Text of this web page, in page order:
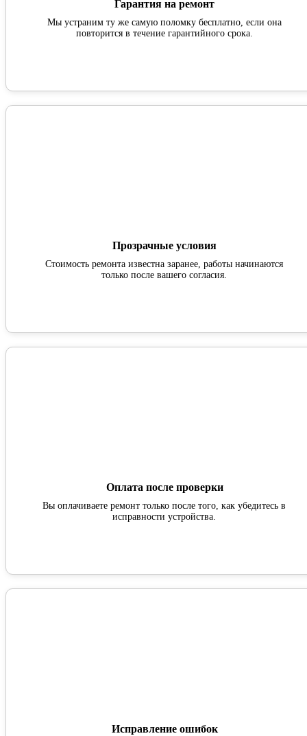
Гарантия на ремонт
Мы устраним ту же самую поломку бесплатно, если она
повторится в течение гарантийного срока.
Прозрачные условия
Стоимость ремонта известна заранее, работы начинаются
только после вашего согласия.
Оплата после проверки
Вы оплачиваете ремонт только после того, как убедитесь в
исправности устройства.
Исправление ошибок